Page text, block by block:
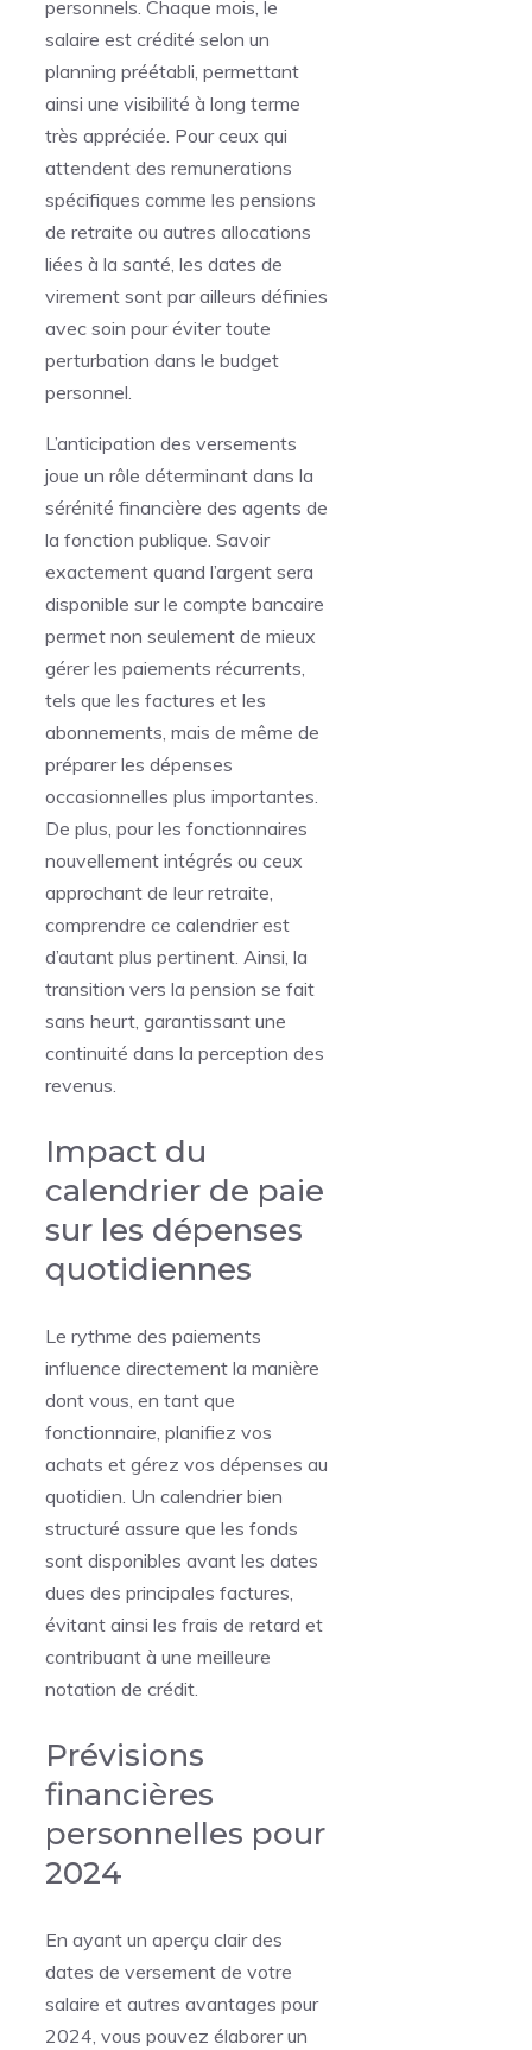
personnels. Chaque mois, le
salaire est crédité selon un
planning préétabli, permettant
ainsi une visibilité à long terme
très appréciée. Pour ceux qui
attendent des remunerations
spécifiques comme les pensions
de retraite ou autres allocations
liées à la santé, les dates de
virement sont par ailleurs définies
avec soin pour éviter toute
perturbation dans le budget
personnel.
L’anticipation des versements
joue un rôle déterminant dans la
sérénité financière des agents de
la fonction publique. Savoir
exactement quand l’argent sera
disponible sur le compte bancaire
permet non seulement de mieux
gérer les paiements récurrents,
tels que les factures et les
abonnements, mais de même de
préparer les dépenses
occasionnelles plus importantes.
De plus, pour les fonctionnaires
nouvellement intégrés ou ceux
approchant de leur retraite,
comprendre ce calendrier est
d’autant plus pertinent. Ainsi, la
transition vers la pension se fait
sans heurt, garantissant une
continuité dans la perception des
revenus.
Impact du
calendrier de paie
sur les dépenses
quotidiennes
Le rythme des paiements
influence directement la manière
dont vous, en tant que
fonctionnaire, planifiez vos
achats et gérez vos dépenses au
quotidien. Un calendrier bien
structuré assure que les fonds
sont disponibles avant les dates
dues des principales factures,
évitant ainsi les frais de retard et
contribuant à une meilleure
notation de crédit.
Prévisions
financières
personnelles pour
2024
En ayant un aperçu clair des
dates de versement de votre
salaire et autres avantages pour
2024, vous pouvez élaborer un